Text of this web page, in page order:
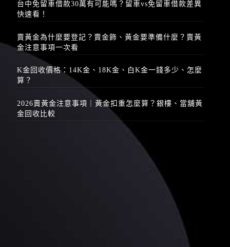
台中免留車借款30萬有可能嗎？留車vs免留車借款差異
快速看！
賣黃金為什麼要登記？賣金飾、黃金要準備什麼？賣黃
金注意事項一次看
K金回收價格：14K金、18K金、白K金一錢多少、怎麼
算？
2026賣黃金注意事項｜黃金扣重怎麼算？銀樓、當舖黃
金回收比較